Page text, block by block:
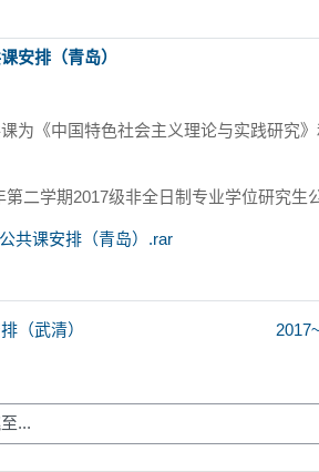
安排（青岛）
《中国特色社会主义理论与实践研究》
二学期2017级非全日制专业学位研究生
共课安排（青岛）.rar
（武清）